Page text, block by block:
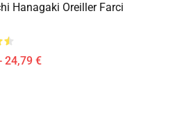
Hanagaki Oreiller Farci
24,79 €